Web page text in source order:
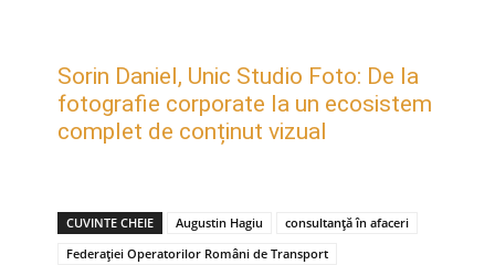
Sorin Daniel, Unic Studio Foto: De la
fotografie corporate la un ecosistem
complet de conținut vizual
CUVINTE CHEIE Augustin Hagiu
consultanță în afaceri
Federației Operatorilor Români de Transport